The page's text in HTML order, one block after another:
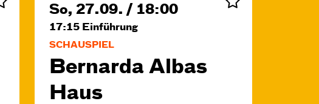
So, 27.09. / 18:00
17:15 Einführung
SCHAUSPIEL
Bernarda Albas
Haus